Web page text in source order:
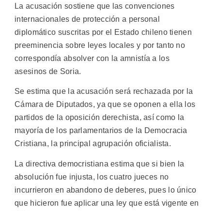
La acusación sostiene que las convenciones
internacionales de protección a personal
diplomático suscritas por el Estado chileno tienen
preeminencia sobre leyes locales y por tanto no
correspondía absolver con la amnistía a los
asesinos de Soria.
Se estima que la acusación será rechazada por la
Cámara de Diputados, ya que se oponen a ella los
partidos de la oposición derechista, así como la
mayoría de los parlamentarios de la Democracia
Cristiana, la principal agrupación oficialista.
La directiva democristiana estima que si bien la
absolución fue injusta, los cuatro jueces no
incurrieron en abandono de deberes, pues lo único
que hicieron fue aplicar una ley que está vigente en